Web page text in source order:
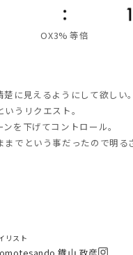
OX3% 等倍
に見えるようにして欲しい。
うリクエスト。
を下げてコントロール。
までという事だったので明る
リスト
鐡山 政彦